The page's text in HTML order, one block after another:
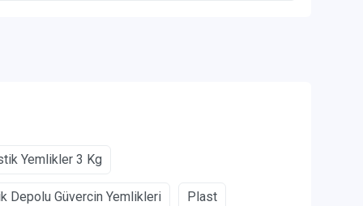
Yemlikler 3 Kg
Depolu Güvercin Yemlikleri Plast